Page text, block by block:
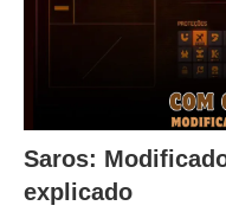
Saros:
explicado